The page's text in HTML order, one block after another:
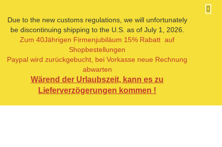
Due to the new customs regulations, we will unfortunately
be discontinuing shipping to the U.S. as of July 1, 2026.
Zum 40Jährigen Firmenjubiläum 15% Rabatt auf
Shopbestellungen
Paypal wird zurückgebucht, bei Vorkasse neue Rechnung
abwarten
Wärend der Urlaubszeit, kann es zu
Lieferverzögerungen kommen !
« Erster
« zurück
Artikel in dieser Kategorie
Espe Frühling Profiline